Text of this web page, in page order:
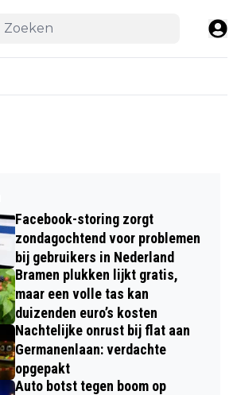
Facebook-storing zorgt
zondagochtend voor problemen
bij gebruikers in Nederland
Bramen plukken lijkt gratis,
maar een volle tas kan
duizenden euro’s kosten
Nachtelijke onrust bij flat aan
Germanenlaan: verdachte
opgepakt
Auto botst tegen boom op